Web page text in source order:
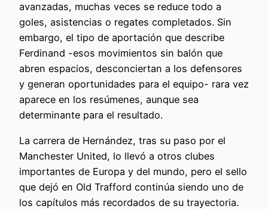
avanzadas, muchas veces se reduce todo a
goles, asistencias o regates completados. Sin
embargo, el tipo de aportación que describe
Ferdinand -esos movimientos sin balón que
abren espacios, desconciertan a los defensores
y generan oportunidades para el equipo- rara vez
aparece en los resúmenes, aunque sea
determinante para el resultado.
La carrera de Hernández, tras su paso por el
Manchester United, lo llevó a otros clubes
importantes de Europa y del mundo, pero el sello
que dejó en Old Trafford continúa siendo uno de
los capítulos más recordados de su trayectoria.